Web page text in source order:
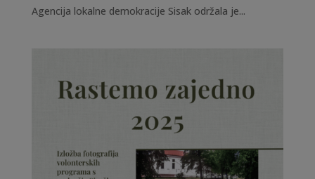
Agencija lokalne demokracije Sisak održala je...